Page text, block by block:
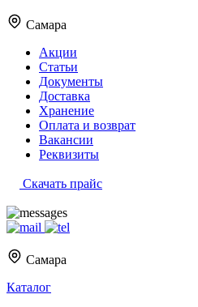
Самара
Акции
Статьи
Документы
Доставка
Хранение
Оплата и возврат
Вакансии
Реквизиты
Скачать прайс
Самара
Каталог